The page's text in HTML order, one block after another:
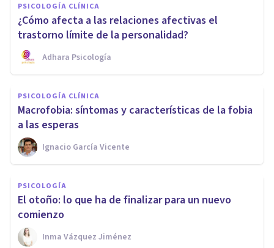
PSICOLOGÍA CLÍNICA
¿Cómo afecta a las relaciones afectivas el
trastorno límite de la personalidad?
Adhara Psicología
PSICOLOGÍA CLÍNICA
Macrofobia: síntomas y características de la fobia
a las esperas
Ignacio García Vicente
PSICOLOGÍA
El otoño: lo que ha de finalizar para un nuevo
comienzo
Inma Vázquez Jiménez